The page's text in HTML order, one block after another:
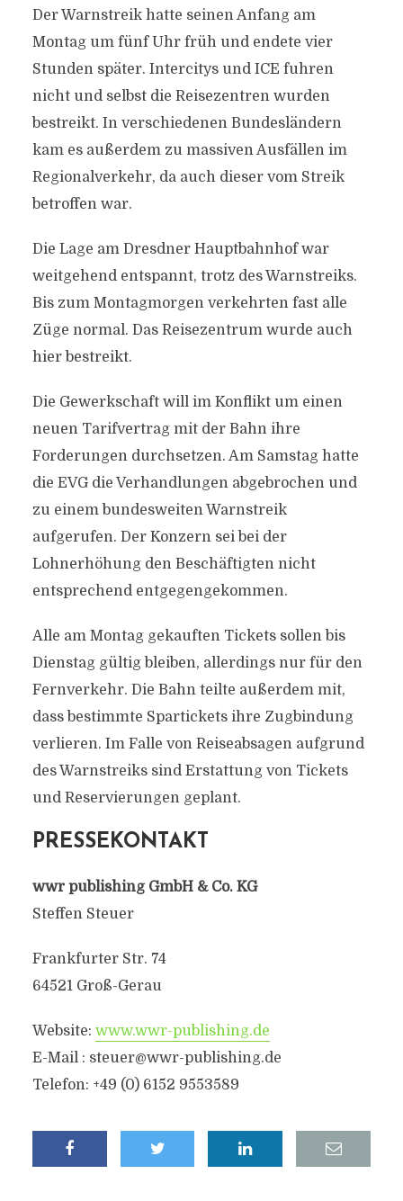
Der Warnstreik hatte seinen Anfang am
Montag um fünf Uhr früh und endete vier
Stunden später. Intercitys und ICE fuhren
nicht und selbst die Reisezentren wurden
bestreikt. In verschiedenen Bundesländern
kam es außerdem zu massiven Ausfällen im
Regionalverkehr, da auch dieser vom Streik
betroffen war.
Die Lage am Dresdner Hauptbahnhof war
weitgehend entspannt, trotz des Warnstreiks.
Bis zum Montagmorgen verkehrten fast alle
Züge normal. Das Reisezentrum wurde auch
hier bestreikt.
Die Gewerkschaft will im Konflikt um einen
neuen Tarifvertrag mit der Bahn ihre
Forderungen durchsetzen. Am Samstag hatte
die EVG die Verhandlungen abgebrochen und
zu einem bundesweiten Warnstreik
aufgerufen. Der Konzern sei bei der
Lohnerhöhung den Beschäftigten nicht
entsprechend entgegengekommen.
Alle am Montag gekauften Tickets sollen bis
Dienstag gültig bleiben, allerdings nur für den
Fernverkehr. Die Bahn teilte außerdem mit,
dass bestimmte Spartickets ihre Zugbindung
verlieren. Im Falle von Reiseabsagen aufgrund
des Warnstreiks sind Erstattung von Tickets
und Reservierungen geplant.
PRESSEKONTAKT
wwr publishing GmbH & Co. KG
Steffen Steuer
Frankfurter Str. 74
64521 Groß-Gerau
Website: www.wwr-publishing.de
E-Mail : steuer@wwr-publishing.de
Telefon: +49 (0) 6152 9553589